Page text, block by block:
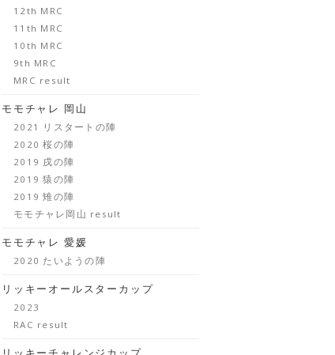
12th MRC
11th MRC
10th MRC
9th MRC
MRC result
モモチャレ 岡山
2021 リスタートの陣
2020 桜の陣
2019 戌の陣
2019 猿の陣
2019 雉の陣
モモチャレ岡山 result
モモチャレ 愛媛
2020 たいようの陣
リッキーオールスターカップ
2023
RAC result